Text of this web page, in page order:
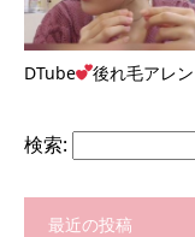
DTube 後れ毛アレ
検索:
最近の投稿